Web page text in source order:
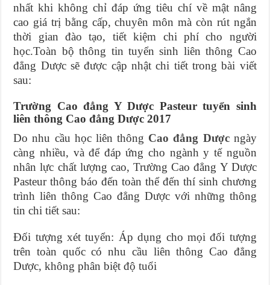
nhất khi không chỉ đáp ứng tiêu chí về mật nâng
cao giá trị bằng cấp, chuyên môn mà còn rút ngắn
thời gian đào tạo, tiết kiệm chi phí cho người
học.Toàn bộ thông tin tuyển sinh liên thông Cao
đẳng Dược sẽ được cập nhật chi tiết trong bài viết
sau:
Trường Cao đẳng Y Dược Pasteur tuyển sinh
liên thông Cao đẳng Dược 2017
Do nhu cầu học liên thông Cao đẳng Dượcngày
càng nhiều, và để đáp ứng cho ngành y tế nguồn
nhân lực chất lượng cao, Trường Cao đẳng Y Dược
Pasteur thông báo đến toàn thể đến thí sinh chương
trình liên thông Cao đẳng Dược với những thông
tin chi tiết sau:
Đối tượng xét tuyển: Áp dụng cho mọi đối tượng
trên toàn quốc có nhu cầu liên thông Cao đẳng
Dược, không phân biệt độ tuổi